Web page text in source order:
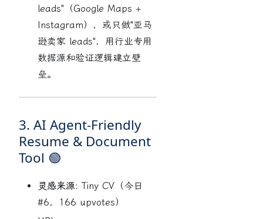
leads"（Google Maps +
Instagram），或只做"亚马
逊卖家 leads"，用行业专用
数据源和验证逻辑建立壁
垒。
3. AI Agent-Friendly
Resume & Document
Tool 🟢
灵感来源: Tiny CV（今日
#6，166 upvotes）